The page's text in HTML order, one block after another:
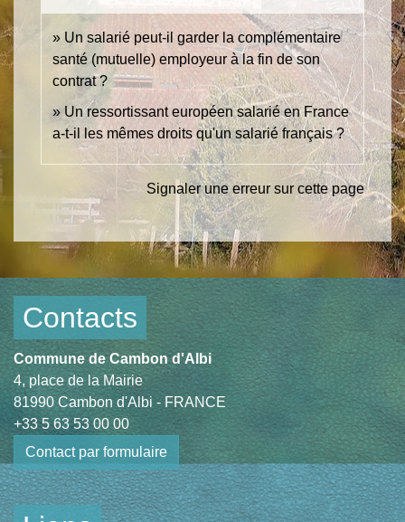
Un salarié peut-il garder la complémentaire
santé (mutuelle) employeur à la fin de son
contrat ?
Un ressortissant européen salarié en France
a-t-il les mêmes droits qu'un salarié français ?
Signaler une erreur sur cette page
Contacts
Commune de Cambon d'Albi
4, place de la Mairie
81990 Cambon d'Albi - FRANCE
+33 5 63 53 00 00
Contact par formulaire